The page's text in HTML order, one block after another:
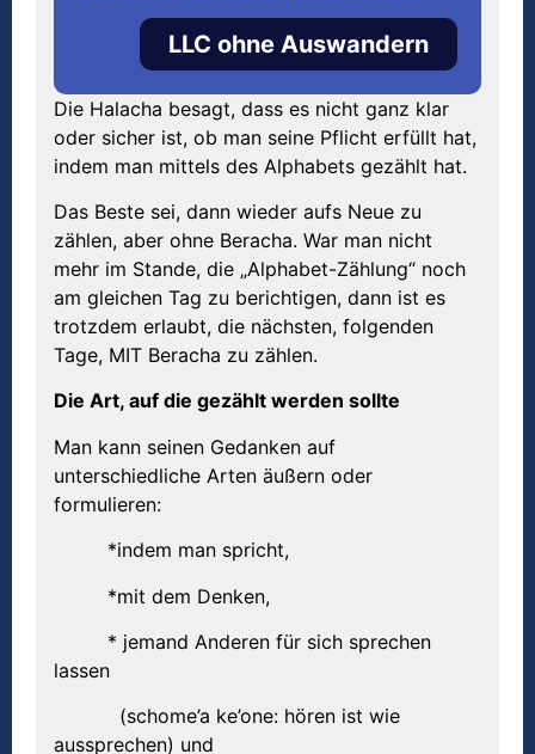
LLC ohne Auswandern
Die Halacha besagt, dass es nicht ganz klar
oder sicher ist, ob man seine Pflicht erfüllt hat,
indem man mittels des Alphabets gezählt hat.
Das Beste sei, dann wieder aufs Neue zu
zählen, aber ohne Beracha. War man nicht
mehr im Stande, die „Alphabet-Zählung“ noch
am gleichen Tag zu berichtigen, dann ist es
trotzdem erlaubt, die nächsten, folgenden
Tage, MIT Beracha zu zählen.
Die Art, auf die gezählt werden sollte
Man kann seinen Gedanken auf
unterschiedliche Arten äußern oder
formulieren:
*indem man spricht,
*mit dem Denken,
* jemand Anderen für sich sprechen
lassen
(schome’a ke’one: hören ist wie
aussprechen) und